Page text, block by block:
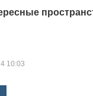
10:03